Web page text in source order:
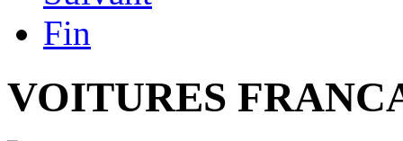
Fin
VOITURES